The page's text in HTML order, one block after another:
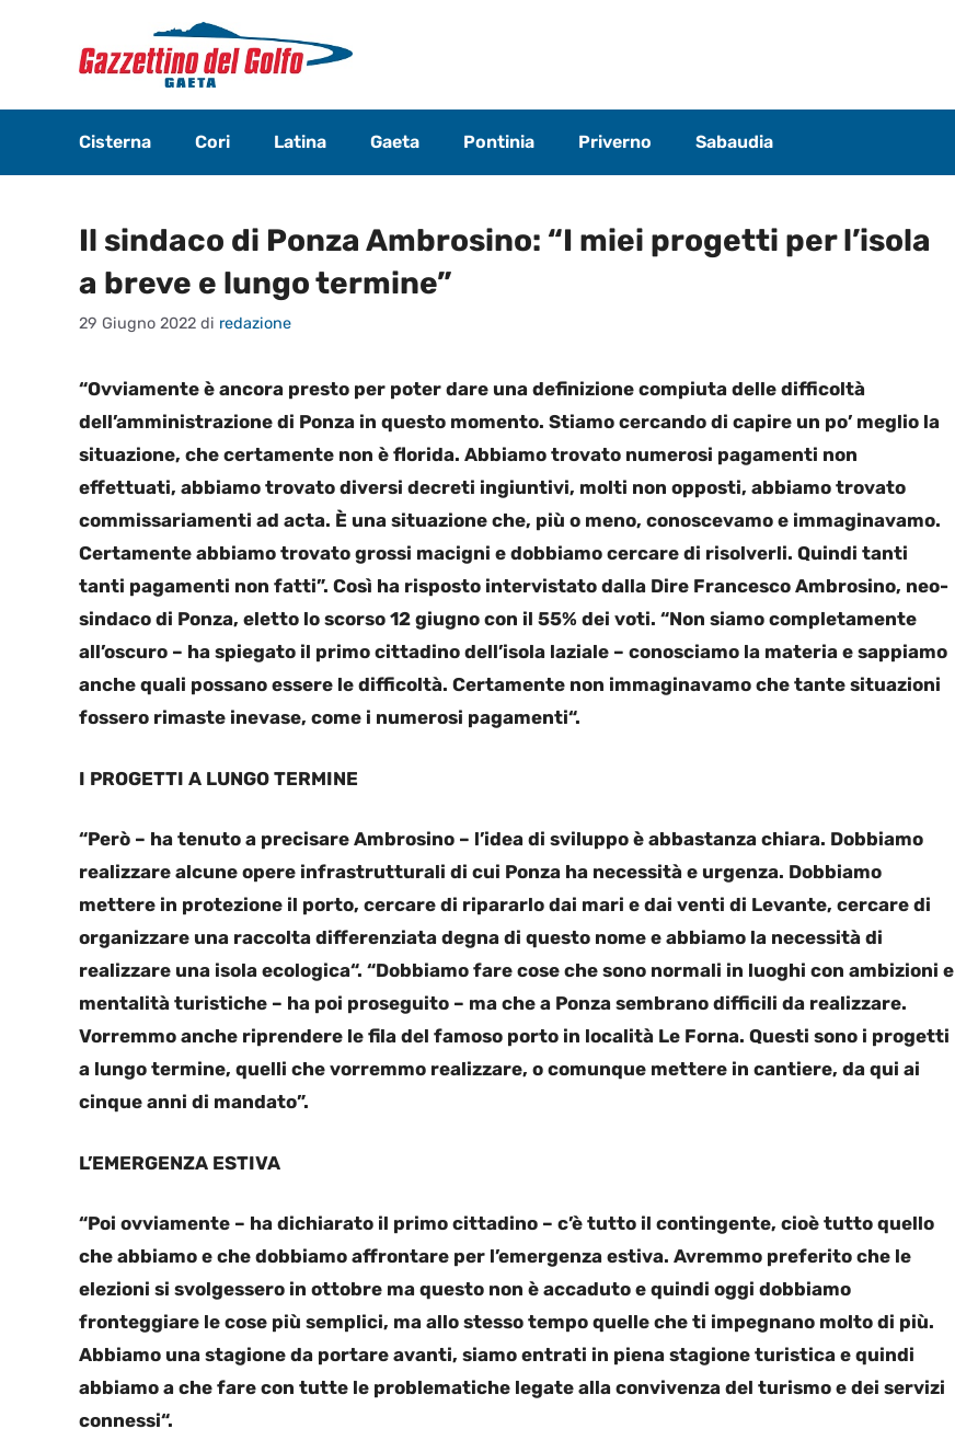
contenuto
Cisterna Cori Latina Gaeta Pontinia Priverno Sabaudia
Il sindaco di Ponza Ambrosino: “I miei progetti per l’isola
a breve e lungo termine”
29 Giugno 2022 di redazione
“Ovviamente è ancora presto per poter dare una definizione compiuta delle difficoltà
dell’amministrazione di Ponza in questo momento. Stiamo cercando di capire un po’ meglio la
situazione, che certamente non è florida. Abbiamo trovato numerosi pagamenti non
effettuati, abbiamo trovato diversi decreti ingiuntivi, molti non opposti, abbiamo trovato
commissariamenti ad acta. È una situazione che, più o meno, conoscevamo e immaginavamo.
Certamente abbiamo trovato grossi macigni e dobbiamo cercare di risolverli. Quindi tanti
tanti pagamenti non fatti”. Così ha risposto intervistato dalla Dire Francesco Ambrosino, neo-
sindaco di Ponza, eletto lo scorso 12 giugno con il 55% dei voti. “Non siamo completamente
all’oscuro – ha spiegato il primo cittadino dell’isola laziale – conosciamo la materia e sappiamo
anche quali possano essere le difficoltà. Certamente non immaginavamo che tante situazioni
fossero rimaste inevase, come i numerosi pagamenti“.
I PROGETTI A LUNGO TERMINE
“Però – ha tenuto a precisare Ambrosino – l’idea di sviluppo è abbastanza chiara. Dobbiamo
realizzare alcune opere infrastrutturali di cui Ponza ha necessità e urgenza. Dobbiamo
mettere in protezione il porto, cercare di ripararlo dai mari e dai venti di Levante, cercare di
organizzare una raccolta differenziata degna di questo nome e abbiamo la necessità di
realizzare una isola ecologica“. “Dobbiamo fare cose che sono normali in luoghi con ambizioni e
mentalità turistiche – ha poi proseguito – ma che a Ponza sembrano difficili da realizzare.
Vorremmo anche riprendere le fila del famoso porto in località Le Forna. Questi sono i progetti
a lungo termine, quelli che vorremmo realizzare, o comunque mettere in cantiere, da qui ai
cinque anni di mandato”.
L’EMERGENZA ESTIVA
“Poi ovviamente – ha dichiarato il primo cittadino – c’è tutto il contingente, cioè tutto quello
che abbiamo e che dobbiamo affrontare per l’emergenza estiva. Avremmo preferito che le
elezioni si svolgessero in ottobre ma questo non è accaduto e quindi oggi dobbiamo
fronteggiare le cose più semplici, ma allo stesso tempo quelle che ti impegnano molto di più.
Abbiamo una stagione da portare avanti, siamo entrati in piena stagione turistica e quindi
abbiamo a che fare con tutte le problematiche legate alla convivenza del turismo e dei servizi
connessi“.